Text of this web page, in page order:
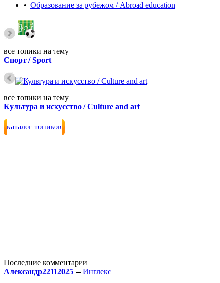
• Образование за рубежом / Abroad education
все топики на тему
Спорт / Sport
все топики на тему
Культура и искусство / Culture and art
каталог топиков
Последние комментарии
Александр22112025
Инглекс